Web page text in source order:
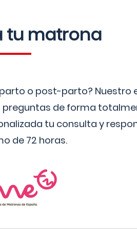
tu matrona
o post-parto? Nuestro
de forma
tu consulta y
de 72 horas.